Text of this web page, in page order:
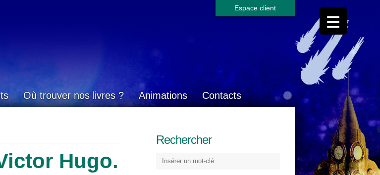
Espace client
Où trouver nos livres ? Animations Contacts
Hugo.
Rechercher